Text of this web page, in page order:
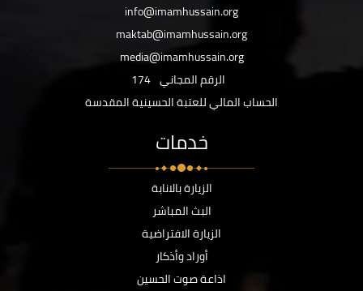
info@imamhussain.org
maktab@imamhussain.org
media@imamhussain.org
الرقم المجاني 174
الحساب المالي للعتبة الحسينية المقدسة
خدمات
الزيارة بالانابة
البث المباشر
الزيارة الافتراضية
أوراد وأذكار
اذاعة صوت الحسين